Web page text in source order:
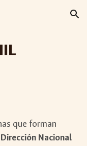
Skip to navigation
que forman
Nacional